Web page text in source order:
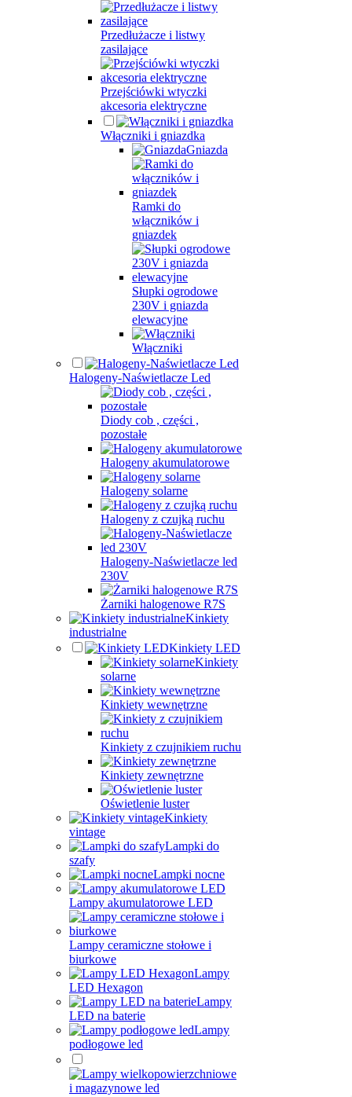
Przedłużacze i listwy
zasilające
Przejściówki wtyczki
akcesoria elektryczne
Włączniki i gniazdka
Gniazda
Ramki do
włączników i
gniazdek
Słupki ogrodowe
230V i gniazda
elewacyjne
Włączniki
Halogeny-Naświetlacze Led
Diody cob , części ,
pozostałe
Halogeny akumulatorowe
Halogeny solarne
Halogeny z czujką ruchu
Halogeny-Naświetlacze led
230V
Żarniki halogenowe R7S
Kinkiety
industrialne
Kinkiety LED
Kinkiety
solarne
Kinkiety wewnętrzne
Kinkiety z czujnikiem ruchu
Kinkiety zewnętrzne
Oświetlenie luster
Kinkiety
vintage
Lampki do
szafy
Lampki nocne
Lampy akumulatorowe LED
Lampy ceramiczne stołowe i
biurkowe
Lampy
LED Hexagon
Lampy
LED na baterie
Lampy
podłogowe led